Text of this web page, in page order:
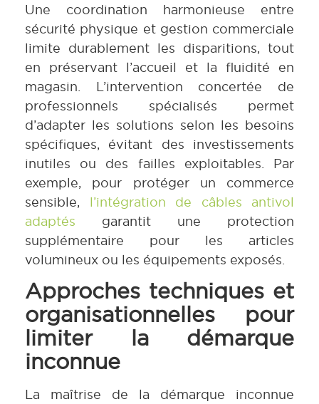
Une coordination harmonieuse entre
sécurité physique et gestion commerciale
limite durablement les disparitions, tout
en préservant l’accueil et la fluidité en
magasin. L’intervention concertée de
professionnels spécialisés permet
d’adapter les solutions selon les besoins
spécifiques, évitant des investissements
inutiles ou des failles exploitables. Par
exemple, pour protéger un commerce
sensible, l’intégration de câbles antivol
adaptés garantit une protection
supplémentaire pour les articles
volumineux ou les équipements exposés.
Approches techniques et
organisationnelles pour
limiter la démarque
inconnue
La maîtrise de la démarque inconnue